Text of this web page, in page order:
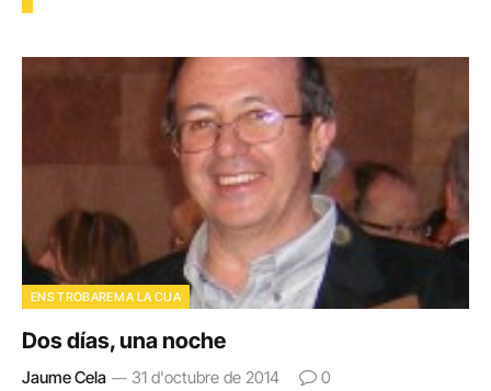
ENS TROBAREM A LA CUA
Dos días, una noche
Jaume Cela 31 d'octubre de 2014 0